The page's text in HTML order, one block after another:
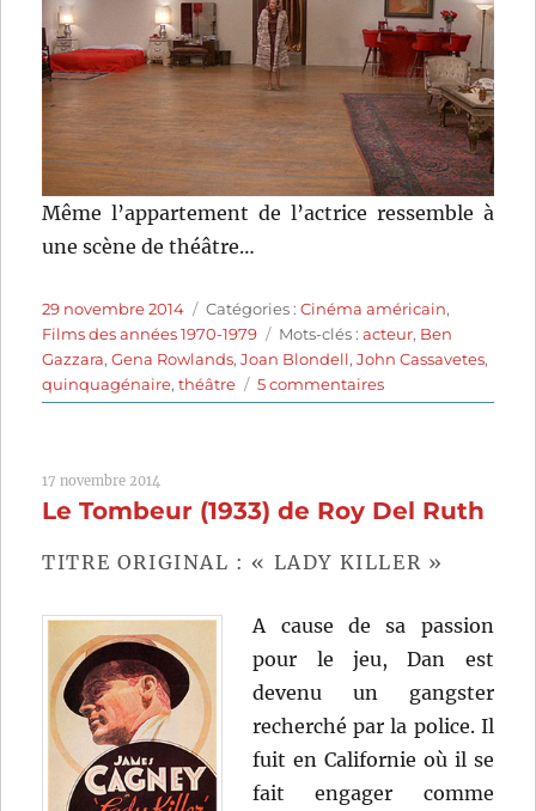
Même l’appartement de l’actrice ressemble à
une scène de théâtre…
Publié
le
29 novembre 2014 Catégories
Catégories :Cinéma américain,
Films des années 1970-1979
Étiquettes
Mots-clés :acteur, Ben
Gazzara,Gena Rowlands,Joan Blondell,John Cassavetes,
quinquagénaire,théâtre 5 commentairessur
Opening
John
17 novembre 2014
Le Tombeur (1933) de Roy Del Ruth
TITRE ORIGINAL : « LADY KILLER »
A cause de sa passion
pour le jeu, Dan est
devenu un gangster
recherché par la police. Il
fuit en Californie où il se
fait engager comme